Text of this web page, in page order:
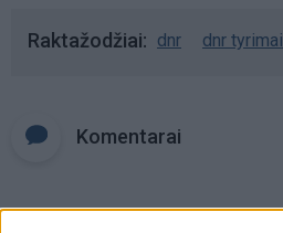
Raktažodžiai dnr dnr tyrimai
Komentarai